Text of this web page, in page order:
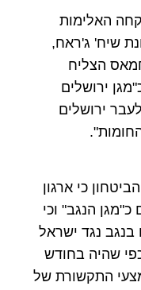
האלימות
שיח' ג'ראח,
הצליח
ירושלים
ירושלים
כי ארגון
הנגב" וכי
נגד ישראל
שהיה בחודש
התקשורת של